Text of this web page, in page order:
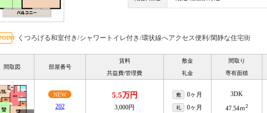
くつろげる和室付き/シャワートイレ付き/環状線へアクセス便利/閑静な住宅街
間取図 部屋番号
賃料
共益費/管理費
敷金
礼金
間取り
専有面積
NEW
202
5.5万円
3,000円
敷 0ヶ月
礼 0ヶ月
3DK
47.54ｍ2